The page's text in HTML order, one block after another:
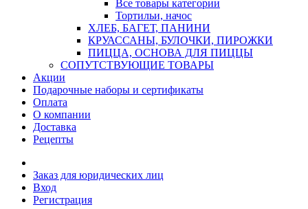
Все товары категории
Тортильи, начос
ХЛЕБ, БАГЕТ, ПАНИНИ
КРУАССАНЫ, БУЛОЧКИ, ПИРОЖКИ
ПИЦЦА, ОСНОВА ДЛЯ ПИЦЦЫ
СОПУТСТВУЮЩИЕ ТОВАРЫ
Акции
Подарочные наборы и сертификаты
Оплата
О компании
Доставка
Рецепты
Заказ для юридических лиц
Вход
Регистрация